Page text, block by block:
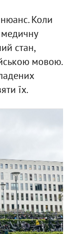
Коли
стан,
мовою.
їх.